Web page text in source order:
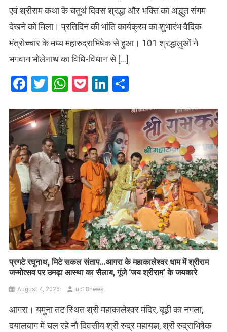
एवं श्रीराम कथा के चतुर्थ दिवस श्रद्धा और भक्ति का अद्भुत संगम
देखने को मिला। प्रतिदिन की भांति कार्यक्रम का शुभारंभ वैदिक
मंत्रोच्चार के मध्य महारुद्राभिषेक से हुआ। 101 श्रद्धालुओं ने
भगवान भोलेनाथ का विधि-विधान से […]
Facebook
Twitter
WhatsApp
PocketLinkedIn
प्रगटे रघुनाथ, मिटे सकल संताप…आगरा के महाकालेश्वर धाम में श्रीराम
जन्मोत्सव पर उमड़ा आस्था का सैलाब, गूंजे ‘जय श्रीराम’ के जयकारे
August 4, 2026 up18news
आगरा। यमुना तट स्थित श्री महाकालेश्वर मंदिर, बूढ़ी का नगला,
दयालबाग में चल रहे नौ दिवसीय श्री रुद्र महायज्ञ, श्री रुद्राभिषेक